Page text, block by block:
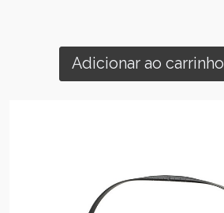
Adicionar ao carrinho